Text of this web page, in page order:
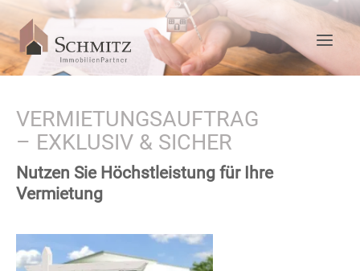
VERMIETUNGSAUFTRAG
– EXKLUSIV & SICHER
Nutzen Sie Höchstleistung für Ihre
Vermietung